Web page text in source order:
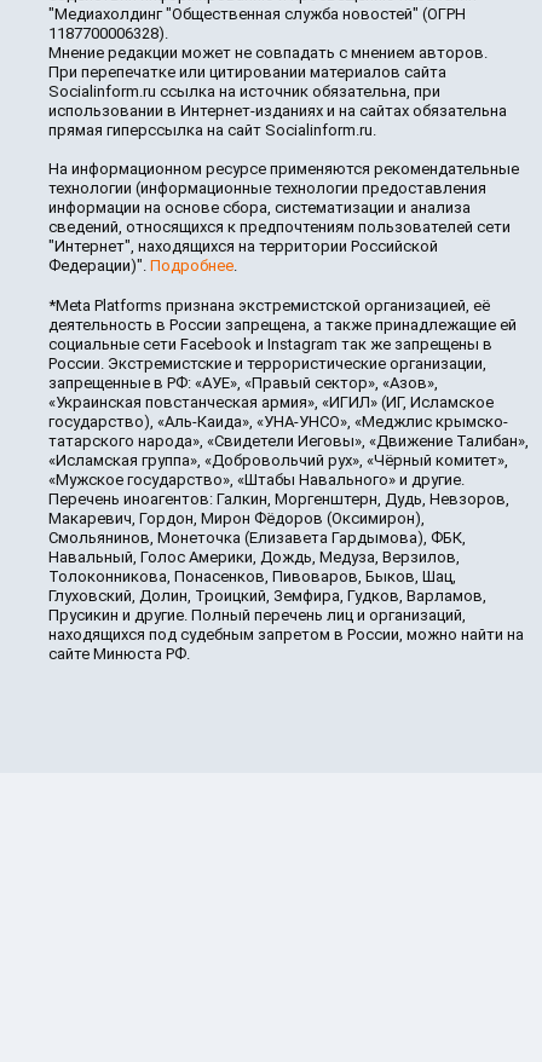
"Медиахолдинг "Общественная служба новостей" (ОГРН
1187700006328).
Мнение редакции может не совпадать с мнением авторов.
При перепечатке или цитировании материалов сайта
Socialinform.ru ссылка на источник обязательна, при
использовании в Интернет-изданиях и на сайтах обязательна
прямая гиперссылка на сайт Socialinform.ru.
На информационном ресурсе применяются рекомендательные
технологии (информационные технологии предоставления
информации на основе сбора, систематизации и анализа
сведений, относящихся к предпочтениям пользователей сети
"Интернет", находящихся на территории Российской
Федерации)". Подробнее.
*Meta Platforms признана экстремистской организацией, её
деятельность в России запрещена, а также принадлежащие ей
социальные сети Facebook и Instagram так же запрещены в
России. Экстремистские и террористические организации,
запрещенные в РФ: «АУЕ», «Правый сектор», «Азов»,
«Украинская повстанческая армия», «ИГИЛ» (ИГ, Исламское
государство), «Аль-Каида», «УНА-УНСО», «Меджлис крымско-
татарского народа», «Свидетели Иеговы», «Движение Талибан»,
«Исламская группа», «Добровольчий рух», «Чёрный комитет»,
«Мужское государство», «Штабы Навального» и другие.
Перечень иноагентов: Галкин, Моргенштерн, Дудь, Невзоров,
Макаревич, Гордон, Мирон Фёдоров (Оксимирон),
Смольянинов, Монеточка (Елизавета Гардымова), ФБК,
Навальный, Голос Америки, Дождь, Медуза, Верзилов,
Толоконникова, Понасенков, Пивоваров, Быков, Шац,
Глуховский, Долин, Троицкий, Земфира, Гудков, Варламов,
Прусикин и другие. Полный перечень лиц и организаций,
находящихся под судебным запретом в России, можно найти на
сайте Минюста РФ.